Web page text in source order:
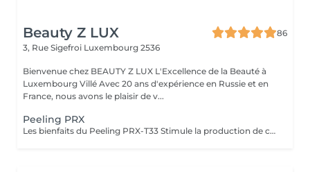
Beauty Z LUX
86
3, Rue Sigefroi Luxembourg 2536
Bienvenue chez BEAUTY Z LUX L'Excellence de la Beauté à
Luxembourg Villé Avec 20 ans d'expérience en Russie et en
France, nous avons le plaisir de v...
Peeling PRX
Les bienfaits du Peeling PRX-T33 Stimule la production de collagène et d'élastine, sans exfoliation visible. Raffermit et redensifie la peau, avec un effet lifting immédiat et naturel. Illumine le teint et redonne de l'éclat instantanément. Atténue les taches pigmentaires et unifie le teint. Améliore la texture de la peau, resserre les pores et réduit les cicatrices légères. Résultat : une peau plus ferme, plus lisse et visiblement rajeunie, sans temps de récupération. The Benefits of PRX-T33 Peel Stimulates collagen and elastin production without visible peeling. Firms and densifies the skin with an instant natural lifting effect. Brightens and revives the complexion immediately. Reduces pigmentation spots and evens out skin tone. Improves skin texture, tightens pores, and softens mild scars. Result: firmer, smoother, and visibly rejuvenated skin with no downtime.